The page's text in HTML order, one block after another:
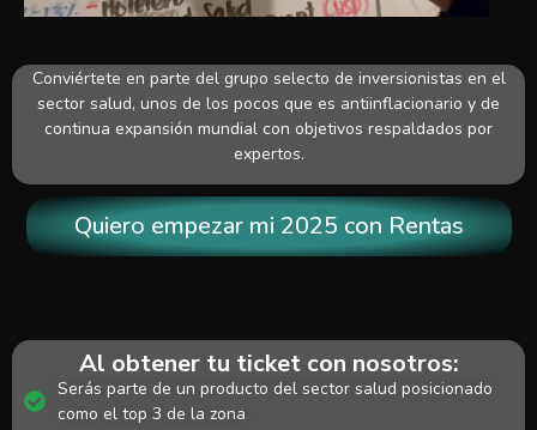
Conviértete en parte del grupo selecto de inversionistas en el
sector salud, unos de los pocos que es antiinflacionario y de
continua expansión mundial con objetivos respaldados por
expertos.
Quiero empezar mi 2025 con Rentas
Al obtener tu ticket con nosotros:
Serás parte de un producto del sector salud posicionado
como el top 3 de la zona